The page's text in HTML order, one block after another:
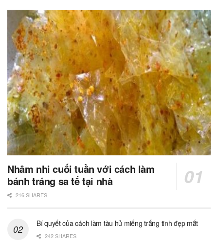
Nhâm nhi cuối tuần với cách làm
bánh tráng sa tế tại nhà
216 SHARES
Bí quyết của cách làm tàu hủ miếng trắng tinh đẹp mắt
242 SHARES